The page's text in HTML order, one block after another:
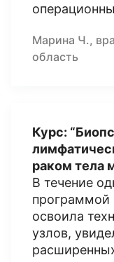
Марина Ч.,
область
Курс:
раком тела
В течение
программой
освоила
узлов,